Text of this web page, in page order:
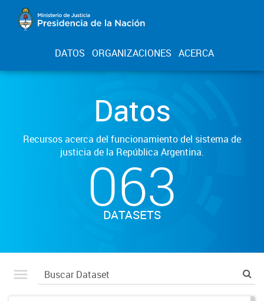
DATOS ORGANIZACIONES ACERCA
Datos
Recursos acerca del funcionamiento del sistema de
justicia de la República Argentina.
063
DATASETS